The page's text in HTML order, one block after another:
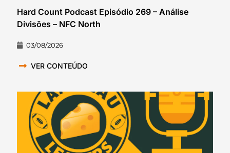
Hard Count Podcast Episódio 269 – Análise
Divisões – NFC North
03/08/2026
VER CONTEÚDO